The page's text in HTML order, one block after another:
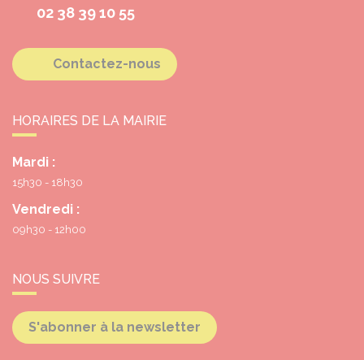
02 38 39 10 55
Contactez-nous
HORAIRES DE LA MAIRIE
Mardi :
15h30 - 18h30
Vendredi :
09h30 - 12h00
NOUS SUIVRE
S'abonner à la newsletter